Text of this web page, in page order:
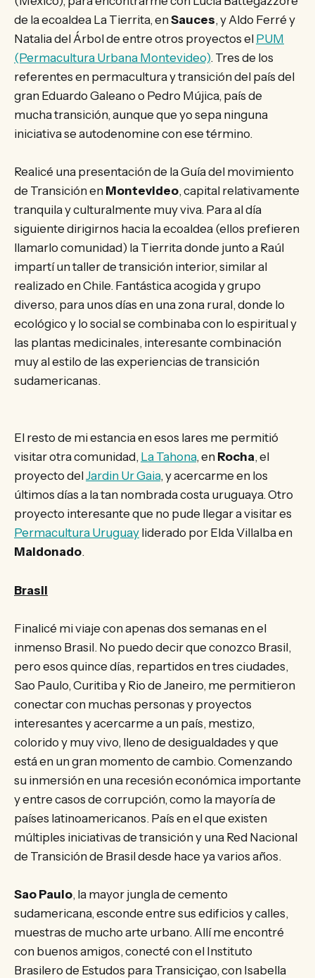
de la ecoaldea La Tierrita, en Sauces, y Aldo Ferré y
Natalia del Árbol de entre otros proyectos el PUM
(Permacultura Urbana Montevideo). Tres de los
referentes en permacultura y transición del país del
gran Eduardo Galeano o Pedro Mújica, país de
mucha transición, aunque que yo sepa ninguna
iniciativa se autodenomine con ese término.
Realicé una presentación de la Guía del movimiento
de Transición en Montevideo, capital relativamente
tranquila y culturalmente muy viva. Para al día
siguiente dirigirnos hacia la ecoaldea (ellos prefieren
llamarlo comunidad) la Tierrita donde junto a Raúl
impartí un taller de transición interior, similar al
realizado en Chile. Fantástica acogida y grupo
diverso, para unos días en una zona rural, donde lo
ecológico y lo social se combinaba con lo espiritual y
las plantas medicinales, interesante combinación
muy al estilo de las experiencias de transición
sudamericanas.
El resto de mi estancia en esos lares me permitió
visitar otra comunidad, La Tahona, en Rocha, el
proyecto delJardin Ur Gaia, y acercarme en los
últimos días a la tan nombrada costa uruguaya. Otro
proyecto interesante que no pude llegar a visitar es
Permacultura Uruguay liderado por Elda Villalba en
Maldonado.
Brasil
Finalicé mi viaje con apenas dos semanas en el
inmenso Brasil. No puedo decir que conozco Brasil,
pero esos quince días, repartidos en tres ciudades,
Sao Paulo, Curitiba y Rio de Janeiro, me permitieron
conectar con muchas personas y proyectos
interesantes y acercarme a un país, mestizo,
colorido y muy vivo, lleno de desigualdades y que
está en un gran momento de cambio. Comenzando
su inmersión en una recesión económica importante
y entre casos de corrupción, como la mayoría de
países latinoamericanos. País en el que existen
múltiples iniciativas de transición y una Red Nacional
de Transición de Brasil desde hace ya varios años.
Sao Paulo, la mayor jungla de cemento
sudamericana, esconde entre sus edificios y calles,
muestras de mucho arte urbano. Allí me encontré
con buenos amigos, conecté con el Instituto
Brasilero de Estudos para Transiciçao, con Isabella